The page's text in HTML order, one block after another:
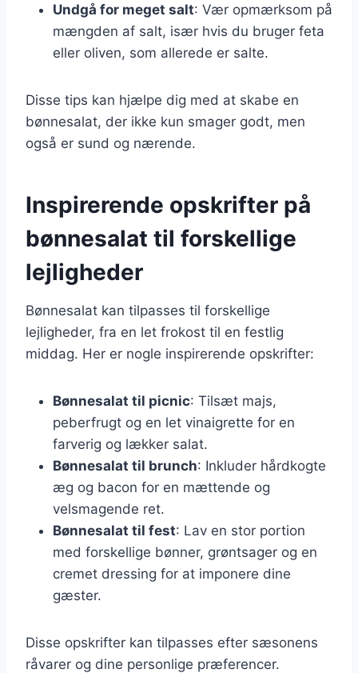
Undgå for meget salt: Vær opmærksom på
mængden af salt, især hvis du bruger feta
eller oliven, som allerede er salte.
Disse tips kan hjælpe dig med at skabe en
bønnesalat, der ikke kun smager godt, men
også er sund og nærende.
Inspirerende opskrifter på
bønnesalat til forskellige
lejligheder
Bønnesalat kan tilpasses til forskellige
lejligheder, fra en let frokost til en festlig
middag. Her er nogle inspirerende opskrifter:
Bønnesalat til picnic: Tilsæt majs,
peberfrugt og en let vinaigrette for en
farverig og lækker salat.
Bønnesalat til brunch: Inkluder hårdkogte
æg og bacon for en mættende og
velsmagende ret.
Bønnesalat til fest: Lav en stor portion
med forskellige bønner, grøntsager og en
cremet dressing for at imponere dine
gæster.
Disse opskrifter kan tilpasses efter sæsonens
råvarer og dine personlige præferencer.